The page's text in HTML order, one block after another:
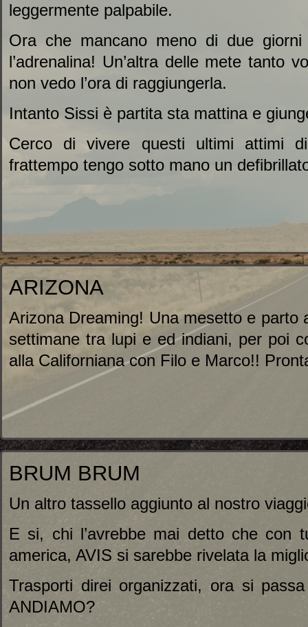
leggermente palpabile.
Ora che mancano meno di due
l’adrenalina! Un’altra delle mete tanto
non vedo l’ora di raggiungerla.
Intanto Sissi è partita sta mattina e
Cerco di vivere questi ultimi attimi
frattempo tengo sotto mano un
ARIZONA
Arizona Dreaming! Una mesetto e parto
settimane tra lupi e ed indiani, per poi
alla Californiana con Filo e Marco!!
BRUM BRUM
Un altro tassello aggiunto al nostro
E si, chi l’avrebbe mai detto che con
america, AVIS si sarebbe rivelata la
Trasporti direi organizzati, ora si
ANDIAMO?